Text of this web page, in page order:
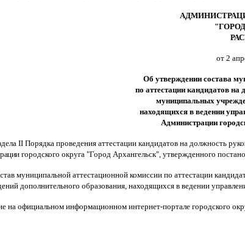
от 2
Об утверждении состава
по аттестации кандидатов на
муниципальных
находящихся в ведении
Администрации
II Порядка проведения аттестации кандидатов на должность
городского округа "Город Архангельск", утвержденного
муниципальной аттестационной комиссии по аттестации
дополнительного образования, находящихся в ведении
официальном информационном интернет-портале городского